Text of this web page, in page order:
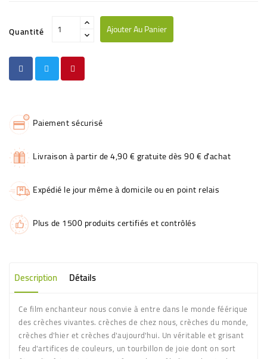
Quantité Ajouter Au Panier
Paiement sécurisé
Livraison à partir de 4,90 € gratuite dès 90 € d'achat
Expédié le jour même à domicile ou en point relais
Plus de 1500 produits certifiés et contrôlés
Description Détails
Ce film enchanteur nous convie à entre dans le monde féérique
des crèches vivantes. crèches de chez nous, crèches du monde,
crèches d'hier et crèches d'aujourd'hui. Un véritable et grisant
feu d'artifices de couleurs, un tourbillon de joie dont on sort